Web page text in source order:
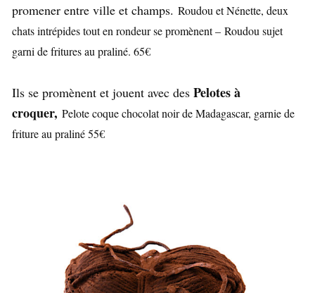
promener entre ville et champs. Roudou et Nénette, deux
chats intrépides tout en rondeur se promènent – Roudou sujet
garni de fritures au praliné. 65€
Ils se promènent et jouent avec des Pelotes à
croquer, Pelote coque chocolat noir de Madagascar, garnie de
friture au praliné 55€